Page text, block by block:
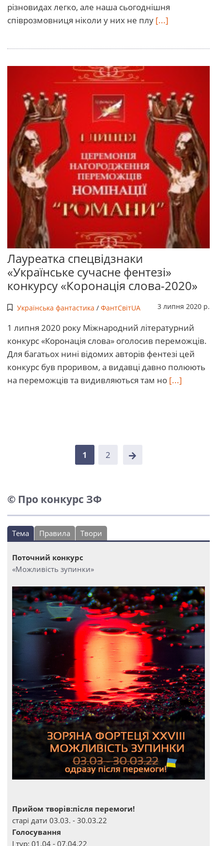
різновидах легко, але наша сьогоднішня
співрозмовниця ніколи у них не плу [...]
Лауреатка спецвідзнаки
«Українське сучасне фентезі»
конкурсу «Коронація слова-2020»
Українська фантастика / ФантСвітUA 3 липня 2020 р.
1 липня 2020 року Міжнародний літературний
конкурс «Коронація слова» оголосив переможців.
Для багатьох нині відомих авторів фентезі цей
конкурс був проривом, а видавці давно полюють
на переможців та видивляються там но [...]
1 2
© Про конкурс ЗФ
Тема Правила Твори
Поточний конкурс
«Можливість зупинки»
Прийом творів:після перемоги!
старі дати 03.03. - 30.03.22
Голосування
І тур: 01.04 - 07.04.22